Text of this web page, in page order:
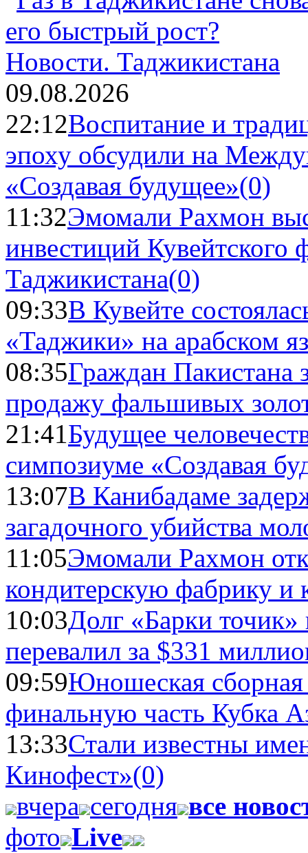
Новости. Таджикистана
09.08.2026
22:12Воспитание и
эпоху обсудили на
«Создавая будущее»(0)
11:32Эмомали Рахмон
инвестиций Кувейтского
Таджикистана(0)
09:33В Кувейте
«Таджики» на арабском
08:35Граждан Пакистана
продажу фальшивых
21:41Будущее
симпозиуме «Создавая
13:07В Канибадаме
загадочного убийства
11:05Эмомали Рахмон
кондитерскую фабрику и
10:03Долг «Барки
перевалил за $331
09:59Юношеская
финальную часть Кубка
13:33Стали известны
Кинофест»(0)
вчера сегодня все
фото Live